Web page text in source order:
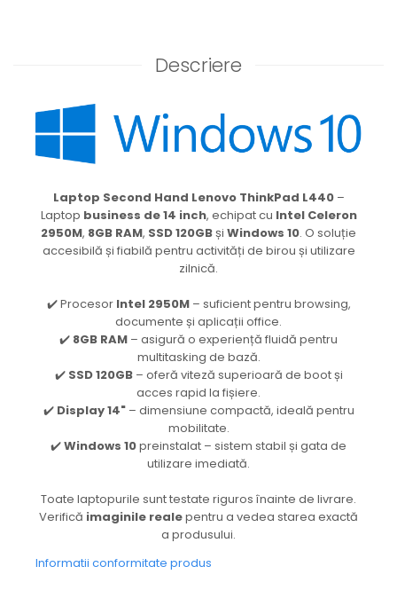
Descriere
Laptop Second Hand Lenovo ThinkPad L440–
Laptop business de 14 inch, echipat cu Intel Celeron
2950M, 8GB RAM, SSD 120GBși Windows 10. O soluție
accesibilă și fiabilă pentru activități de birou și utilizare
zilnică.
✔️ Procesor Intel 2950M– suficient pentru browsing,
documente și aplicații office.
✔️ 8GB RAM – asigură o experiență fluidă pentru
multitasking de bază.
✔️ SSD 120GB– oferă viteză superioară de boot și
acces rapid la fișiere.
✔️ Display 14"– dimensiune compactă, ideală pentru
mobilitate.
✔️Windows 10preinstalat – sistem stabil și gata de
utilizare imediată.
Toate laptopurile sunt testate riguros înainte de livrare.
Verifică imaginile realepentru a vedea starea exactă
a produsului.
Informatii conformitate produs